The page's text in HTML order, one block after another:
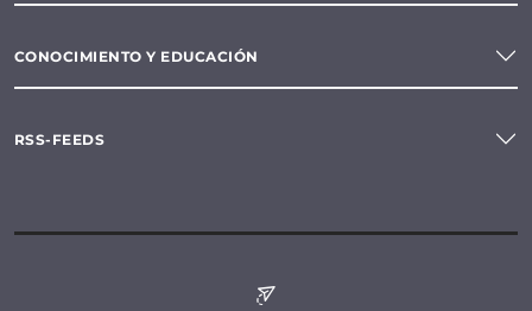
CONOCIMIENTO Y EDUCACIÓN
RSS-FEEDS